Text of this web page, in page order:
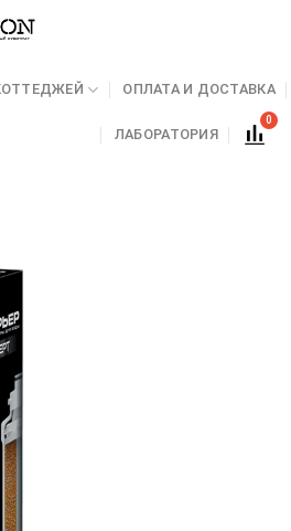
ОПЛАТА И ДОСТАВКА
ЛАБОРАТОРИЯ